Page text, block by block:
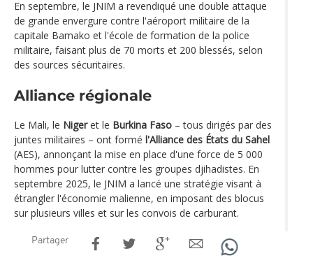
En septembre, le JNIM a revendiqué une double attaque
de grande envergure contre l'aéroport militaire de la
capitale Bamako et l'école de formation de la police
militaire, faisant plus de 70 morts et 200 blessés, selon
des sources sécuritaires.
Alliance régionale
Le Mali, le Nigeret le Burkina Faso – tous dirigés par des
juntes militaires – ont formé l'Alliance des États du Sahel
(AES), annonçant la mise en place d'une force de 5 000
hommes pour lutter contre les groupes djihadistes. En
septembre 2025, le JNIM a lancé une stratégie visant à
étrangler l'économie malienne, en imposant des blocus
sur plusieurs villes et sur les convois de carburant.
Partager